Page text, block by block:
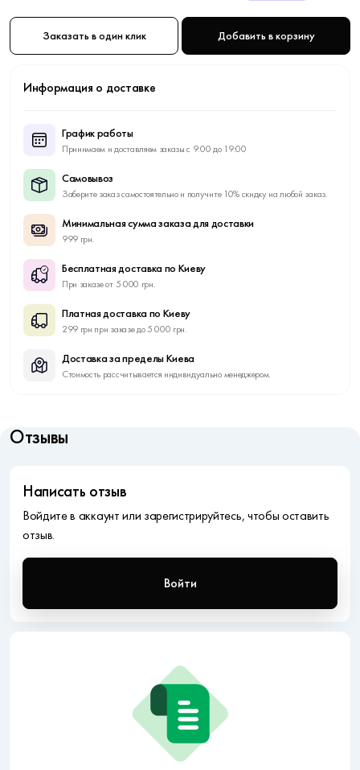
Заказать в один клик Добавить в корзину
Информация о доставке
График работы
Принимаем и доставляем заказы с 9:00 до 19:00
Самовывоз
Заберите заказ самостоятельно и получите 10% скидку на любой заказ.
Минимальная сумма заказа для доставки
999 грн.
Бесплатная доставка по Киеву
При заказе от 5 000 грн.
Платная доставка по Киеву
299 грн при заказе до 5 000 грн.
Доставка за пределы Киева
Стоимость рассчитывается индивидуально менеджером.
Отзывы
Написать отзыв
Войдите в аккаунт или зарегистрируйтесь, чтобы оставить
отзыв.
Войти